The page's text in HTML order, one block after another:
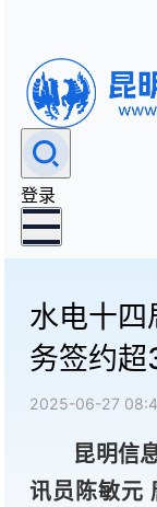
登录
水电十四
务签约
2025-06-27
昆明信
讯员陈敏元